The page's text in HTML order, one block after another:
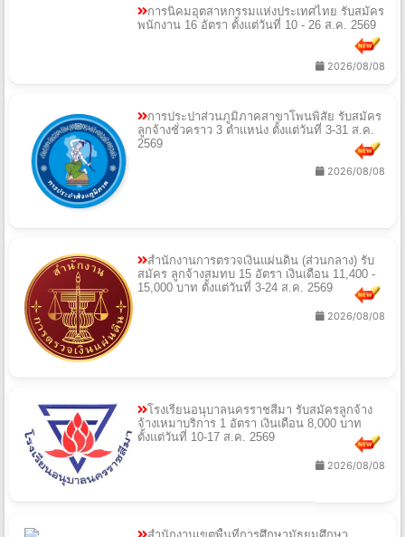
การนิคมอุตสาหกรรมแห่งประเทศไทย รับสมัคร
พนักงาน 16 อัตรา ตั้งแต่วันที่ 10 - 26 ส.ค. 2569
2026/08/08
การประปาส่วนภูมิภาคสาขาโพนพิสัย รับสมัคร
ลูกจ้างชั่วคราว 3 ตำแหน่ง ตั้งแต่วันที่ 3-31 ส.ค.
สำนักงานการตรวจเงินแผ่นดิน (ส่วนกลาง) รับ
สมัคร ลูกจ้างสมทบ 15 อัตรา เงินเดือน 11,400 -
โรงเรียนอนุบาลนครราชสีมา รับสมัครลูกจ้าง
จ้างเหมาบริการ 1 อัตรา เงินเดือน 8,000 บาท